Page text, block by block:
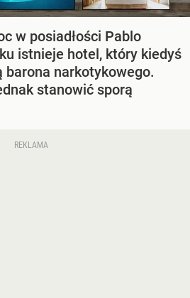
w posiadłości Pablo
istnieje hotel, który kiedyś
barona narkotykowego.
stanowić sporą